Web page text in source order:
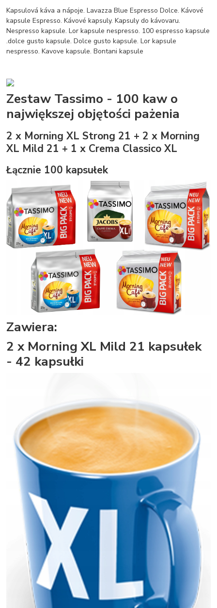
Kapsulová káva a nápoje. Lavazza Blue Espresso Dolce. Kávové
kapsule Espresso. Kávové kapsuly. Kapsuly do kávovaru.
Nespresso kapsule. Lor kapsule nespresso. 100 espresso kapsule
.dolce gusto kapsule. Dolce gusto kapsule. Lor kapsule
nespresso. Kavove kapsule. Bontani kapsule
Zestaw Tassimo - 100 kaw o
największej objętości pażenia
2 x Morning XL Strong 21 + 2 x Morning
XL Mild 21 + 1 x Crema Classico XL
Łącznie 100 kapsułek
Zawiera:
2 x Morning XL Mild 21 kapsułek
- 42 kapsułki